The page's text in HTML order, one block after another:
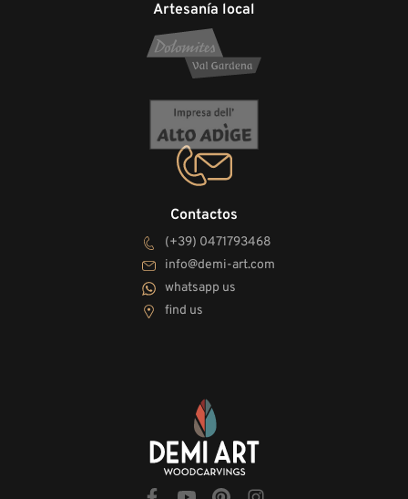
Contactos
(+39) 0471793468
info@demi-art.com
whatsapp us
find us
Artesanía local